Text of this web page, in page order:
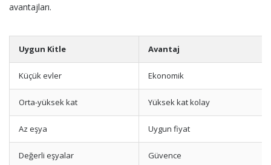
avantajları.
Uygun Kitle Avantaj
Küçük evler Ekonomik
Orta-yüksek kat Yüksek kat kolay
Az eşya Uygun fiyat
Değerli eşyalar Güvence